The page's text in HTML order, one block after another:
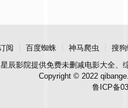
阅 百度蜘蛛 神马爬虫 搜
星辰影院提供免费未删减电影大全、
Copyright © 2022
鲁ICP备